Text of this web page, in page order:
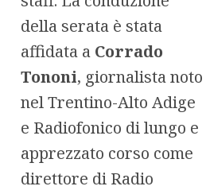
della serata è stata
affidata a Corrado
Tononi, giornalista noto
nel Trentino-Alto Adige
e Radiofonico di lungo e
apprezzato corso come
direttore di Radio